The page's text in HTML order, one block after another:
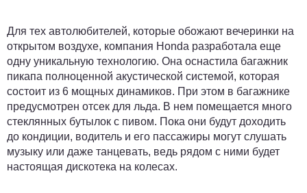
Для тех автолюбителей, которые обожают вечеринки на
открытом воздухе, компания Honda разработала еще
одну уникальную технологию. Она оснастила багажник
пикапа полноценной акустической системой, которая
состоит из 6 мощных динамиков. При этом в багажнике
предусмотрен отсек для льда. В нем помещается много
стеклянных бутылок с пивом. Пока они будут доходить
до кондиции, водитель и его пассажиры могут слушать
музыку или даже танцевать, ведь рядом с ними будет
настоящая дискотека на колесах.